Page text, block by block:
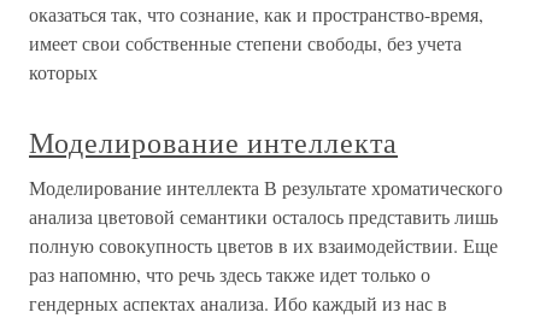
оказаться так, что сознание, как и пространство-время,
имеет свои собственные степени свободы, без учета
которых
Моделирование интеллекта
Моделирование интеллекта В результате хроматического
анализа цветовой семантики осталось представить лишь
полную совокупность цветов в их взаимодействии. Еще
раз напомню, что речь здесь также идет только о
гендерных аспектах анализа. Ибо каждый из нас в